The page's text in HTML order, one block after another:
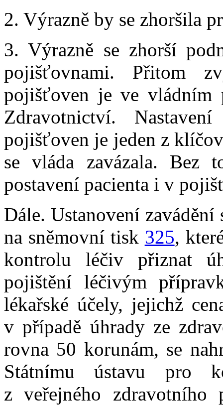
2. Výrazně by se zhoršila
3. Výrazně se zhorší
pojišťovnami. Přitom
pojišťoven je ve vládním
Zdravotnictví.
pojišťoven je jeden z
se vláda zavázala. Bez
postavení pacienta i v
Dále. Ustanovení
na sněmovní tisk 325,
kontrolu léčiv přiznat
pojištění léčivým
lékařské účely, jejichž
v případě úhrady ze
rovna 50 korunám, se
Státnímu ústavu pro
z veřejného